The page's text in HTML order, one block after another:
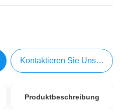
Kontaktieren Sie Uns Jetzt
Produktbeschreibung